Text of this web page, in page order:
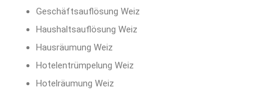
Geschäftsauflösung Weiz
Haushaltsauflösung Weiz
Hausräumung Weiz
Hotelentrümpelung Weiz
Hotelräumung Weiz